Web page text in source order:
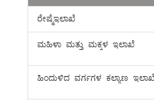
ರೇಷ್ಮೆಇಲಾಖೆ
ಮಹಿಳಾ ಮತ್ತು ಮಕ್ಕಳ ಇಲಾಖೆ
ಹಿಂದುಳಿದ ವರ್ಗಗಳ ಕಲ್ಯಾಣ ಇಲಾಖೆ